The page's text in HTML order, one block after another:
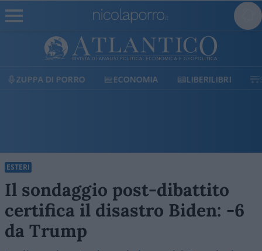
ZUPPA DI PORRO ECONOMIA LIBERILIBRI
ESTERI
Il sondaggio post-dibattito
certifica il disastro Biden: -6
da Trump